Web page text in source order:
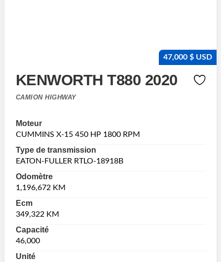
47,000 $ USD
KENWORTH T880 2020
CAMION HIGHWAY
Moteur
CUMMINS X-15 450 HP 1800 RPM
Type de transmission
EATON-FULLER RTLO-18918B
Odomètre
1,196,672 KM
Ecm
349,322 KM
Capacité
46,000
Unité